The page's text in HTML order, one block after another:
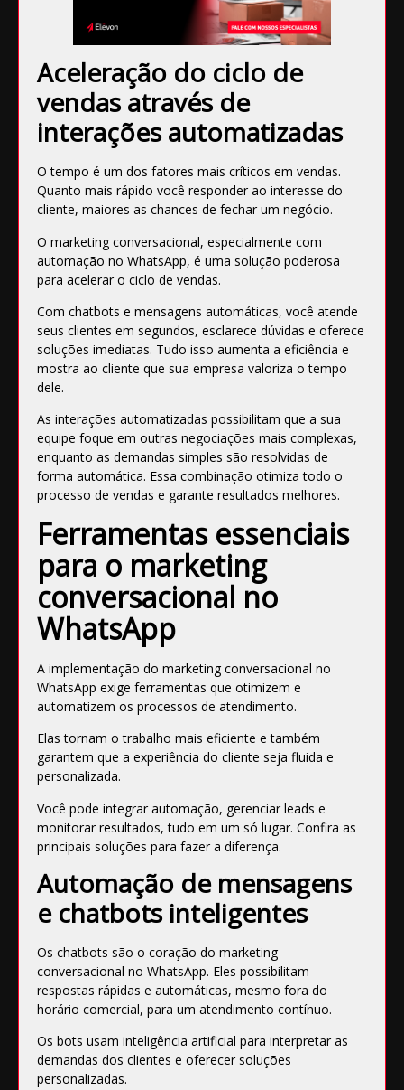
Aceleração do ciclo de
vendas através de
interações automatizadas
O tempo é um dos fatores mais críticos em vendas.
Quanto mais rápido você responder ao interesse do
cliente, maiores as chances de fechar um negócio.
O marketing conversacional, especialmente com
automação no WhatsApp, é uma solução poderosa
para acelerar o ciclo de vendas.
Com chatbots e mensagens automáticas, você atende
seus clientes em segundos, esclarece dúvidas e oferece
soluções imediatas. Tudo isso aumenta a eficiência e
mostra ao cliente que sua empresa valoriza o tempo
dele.
As interações automatizadas possibilitam que a sua
equipe foque em outras negociações mais complexas,
enquanto as demandas simples são resolvidas de
forma automática. Essa combinação otimiza todo o
processo de vendas e garante resultados melhores.
Ferramentas essenciais
para o marketing
conversacional no
WhatsApp
A implementação do marketing conversacional no
WhatsApp exige ferramentas que otimizem e
automatizem os processos de atendimento.
Elas tornam o trabalho mais eficiente e também
garantem que a experiência do cliente seja fluida e
personalizada.
Você pode integrar automação, gerenciar leads e
monitorar resultados, tudo em um só lugar. Confira as
principais soluções para fazer a diferença.
Automação de mensagens
e chatbots inteligentes
Os chatbots são o coração do marketing
conversacional no WhatsApp. Eles possibilitam
respostas rápidas e automáticas, mesmo fora do
horário comercial, para um atendimento contínuo.
Os bots usam inteligência artificial para interpretar as
demandas dos clientes e oferecer soluções
personalizadas.